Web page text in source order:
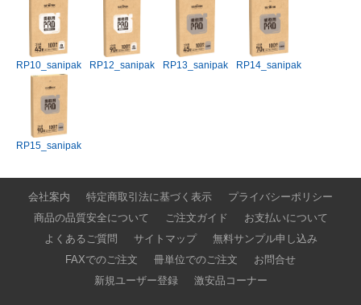
RP10_sanipak RP12_sanipak RP13_sanipak RP14_sanipak
RP15_sanipak
会社案内 特定商取引法に基づく表示
プライバシーポリシー
商品の品質安全について
ご注文ガイド
お支払いについて
よくあるご質問
サイトマップ
無料サンプル申し込み
FAXでのご注文
冊単位でのご注文
お問合せ
新規ユーザー登録
激安品コーナー